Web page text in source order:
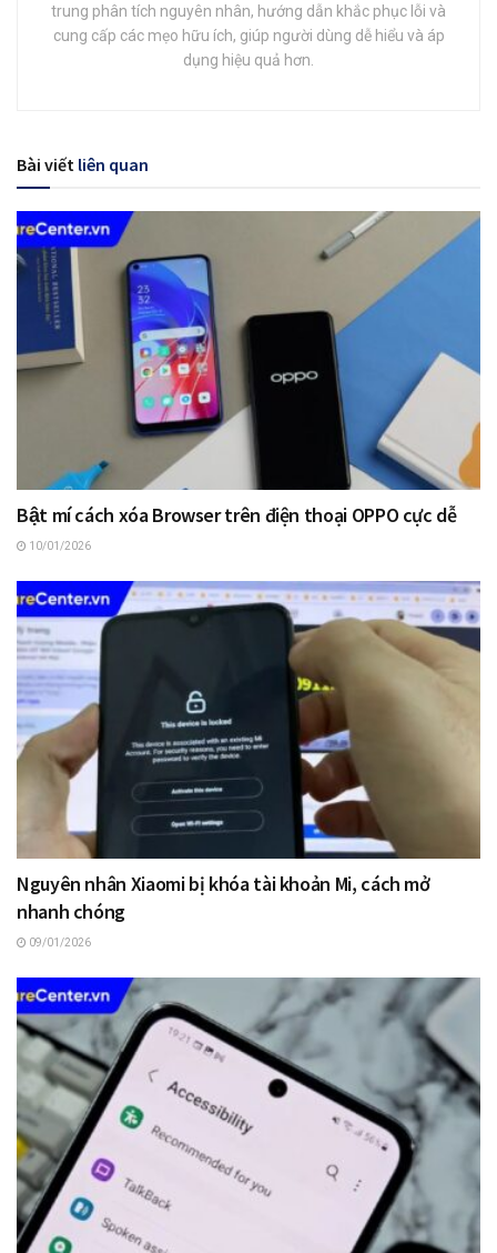
trung phân tích nguyên nhân, hướng dẫn khắc phục lỗi và
cung cấp các mẹo hữu ích, giúp người dùng dễ hiểu và áp
dụng hiệu quả hơn.
Bài viết liên quan
Bật mí cách xóa Browser trên điện thoại OPPO cực dễ
10/01/2026
Nguyên nhân Xiaomi bị khóa tài khoản Mi, cách mở
nhanh chóng
09/01/2026